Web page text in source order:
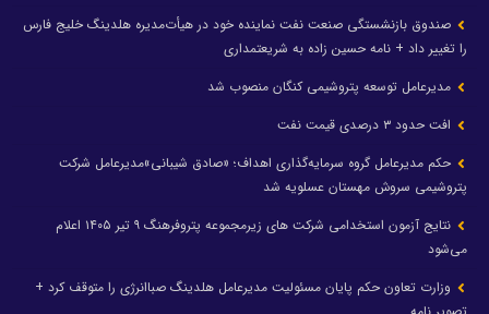
صندوق بازنشستگی صنعت نفت نماینده خود در هیأت‌مدیره هلدینگ خلیج فارس
را تغییر داد + نامه حسین زاده به شریعتمداری
مدیرعامل توسعه پتروشیمی کنگان منصوب شد
افت حدود ۳ درصدی قیمت نفت
حکم مدیرعامل گروه سرمایه‌گذاری اهداف؛ «صادق شیبانی»مدیرعامل شرکت
پتروشیمی سروش مهستان عسلویه شد
نتایج آزمون استخدامی شرکت های زیرمجموعه پتروفرهنگ ۹ تیر ۱۴۰۵ اعلام
می‌شود
وزارت تعاون حکم پایان مسئولیت مدیرعامل هلدینگ صباانرژی را متوقف کرد +